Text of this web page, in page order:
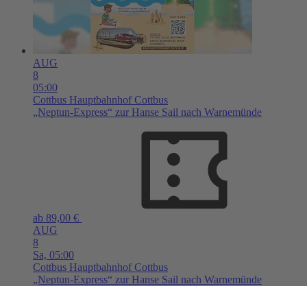
AUG
8
05:00
Cottbus Hauptbahnhof Cottbus
„Neptun-Express“ zur Hanse Sail nach Warnemünde
ab 89,00 €
AUG
8
Sa, 05:00
Cottbus Hauptbahnhof Cottbus
„Neptun-Express“ zur Hanse Sail nach Warnemünde